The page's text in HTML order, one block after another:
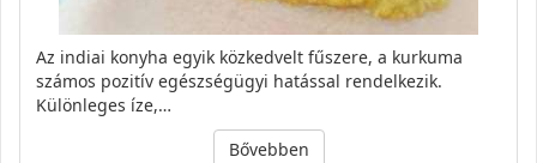
Az indiai konyha egyik közkedvelt fűszere, a kurkuma
számos pozitív egészségügyi hatással rendelkezik.
Különleges íze,…
Bővebben